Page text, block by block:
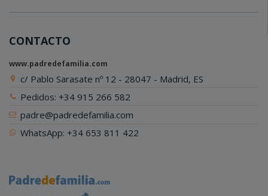
CONTACTO
www.padredefamilia.com
c/ Pablo Sarasate nº 12 - 28047 - Madrid, ES
Pedidos: +34 915 266 582
padre@padredefamilia.com
WhatsApp: +34 653 811 422